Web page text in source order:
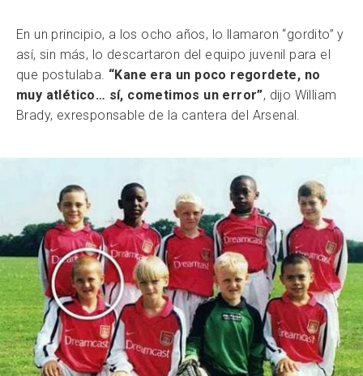
En un principio, a los ocho años, lo llamaron “gordito” y
así, sin más, lo descartaron del equipo juvenil para el
que postulaba. “Kane era un poco regordete, no
muy atlético… sí, cometimos un error”, dijo William
Brady, exresponsable de la cantera del Arsenal.